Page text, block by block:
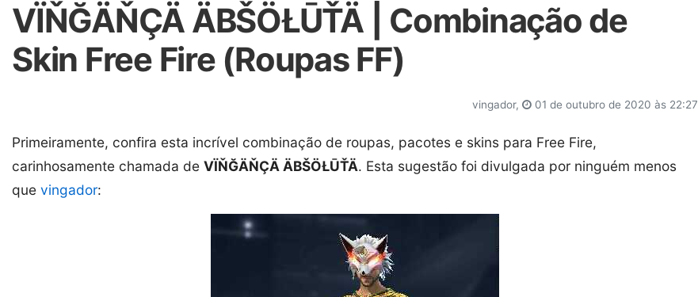
VÏŇĞÄŇÇÄ ÄBŠÖŁŪŤÄ | Combinação de
Skin Free Fire (Roupas FF)
vingador, 01 de outubro de 2020 às 22:27
Primeiramente, confira esta incrível combinação de roupas, pacotes e skins para Free Fire,
carinhosamente chamada de VÏŇĞÄŇÇÄ ÄBŠÖŁŪŤÄ. Esta sugestão foi divulgada por ninguém menos
que vingador: